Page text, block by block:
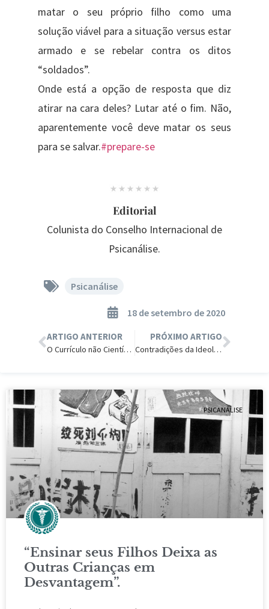
matar o seu próprio filho como uma
solução viável para a situação versus estar
armado e se rebelar contra os ditos
“soldados”.
Onde está a opção de resposta que diz
atirar na cara deles? Lutar até o fim. Não,
aparentemente você deve matar os seus
para se salvar.#prepare-se
Editorial
Colunista do Conselho Internacional de
Psicanálise.
Psicanálise
18 de setembro de 2020
ARTIGO ANTERIOR
O Currículo não Científico da Psicologia
PRÓXIMO ARTIGO
Contradições da Ideologia Transexual.
PSICANÁLISE
“Ensinar seus Filhos Deixa as
Outras Crianças em
Desvantagem”.